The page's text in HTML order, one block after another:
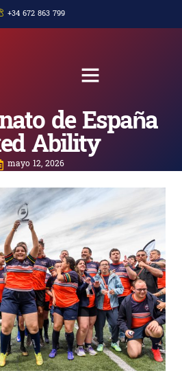
+34 672 863 799
de España
Ability
mayo 12, 2026